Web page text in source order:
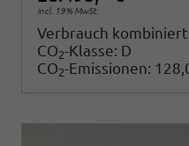
incl. 19% MwSt.
Verbrauch
CO2-Klasse: D
CO2-Emissionen: